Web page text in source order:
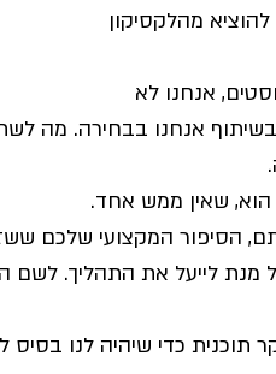
מהלקסיקון
אנחנו לא
אנחנו בבחירה. מה
שאין ממש אחד.
הסיפור המקצועי שלכם
מנת לייעל את התהליך.
תוכנית כדי שיהיה לנו